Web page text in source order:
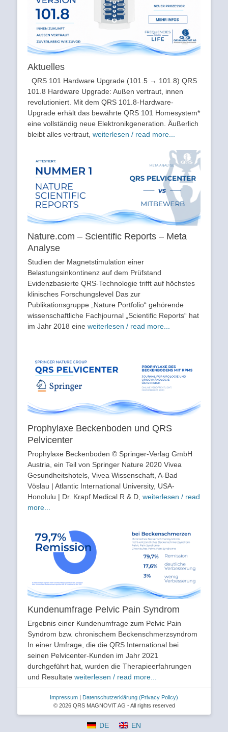
Aktuelles
QRS 101 Hardware Upgrade (101.5 → 101.8) QRS
101.8 Hardware Upgrade: Außen vertraut, innen
revolutioniert. Mit dem QRS 101.8-Hardware-
Upgrade erhält das bewährte QRS 101 Homesystem*
eine vollständig neue Elektronikgeneration. Äußerlich
bleibt alles vertraut, weiterlesen / read more...
Nature.com – Scientific Reports – Meta
Analyse
Studien der Magnetstimulation einer
Belastungsinkontinenz auf dem Prüfstand
Evidenzbasierte QRS-Technologie trifft auf höchstes
klinisches Forschungslevel Das zur
Publikationsgruppe „Nature Portfolio“ gehörende
wissenschaftliche Fachjournal „Scientific Reports“ hat
im Jahr 2018 eine weiterlesen / read more...
Prophylaxe Beckenboden und QRS
Pelvicenter
Prophylaxe Beckenboden © Springer-Verlag GmbH
Austria, ein Teil von Springer Nature 2020 Vivea
Gesundheitshotels, Vivea Wissenschaft, A-Bad
Vöslau | Atlantic International University, USA-
Honolulu | Dr. Krapf Medical R & D, weiterlesen / read
more...
Kundenumfrage Pelvic Pain Syndrom
Ergebnis einer Kundenumfrage zum Pelvic Pain
Syndrom bzw. chronischem Beckenschmerzsyndrom
In einer Umfrage, die die QRS International bei
seinen Pelvicenter-Kunden im Jahr 2021
durchgeführt hat, wurden die Therapieerfahrungen
und Resultate weiterlesen / read more...
Impressum | Datenschutzerklärung (Privacy Policy)
© 2026 QRS MAGNOVIT AG - All rights reserved
DE EN